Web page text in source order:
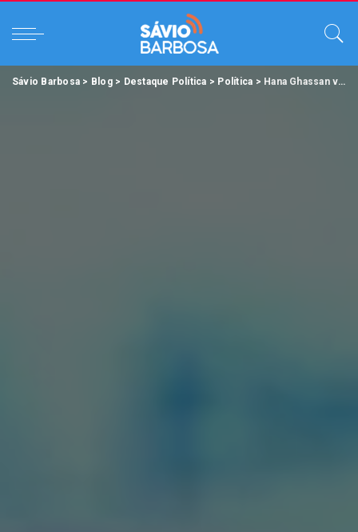
Sávio Barbosa > Blog> Destaque Política > Política > Hana Ghassan venceria em todos os cenários no Pará.